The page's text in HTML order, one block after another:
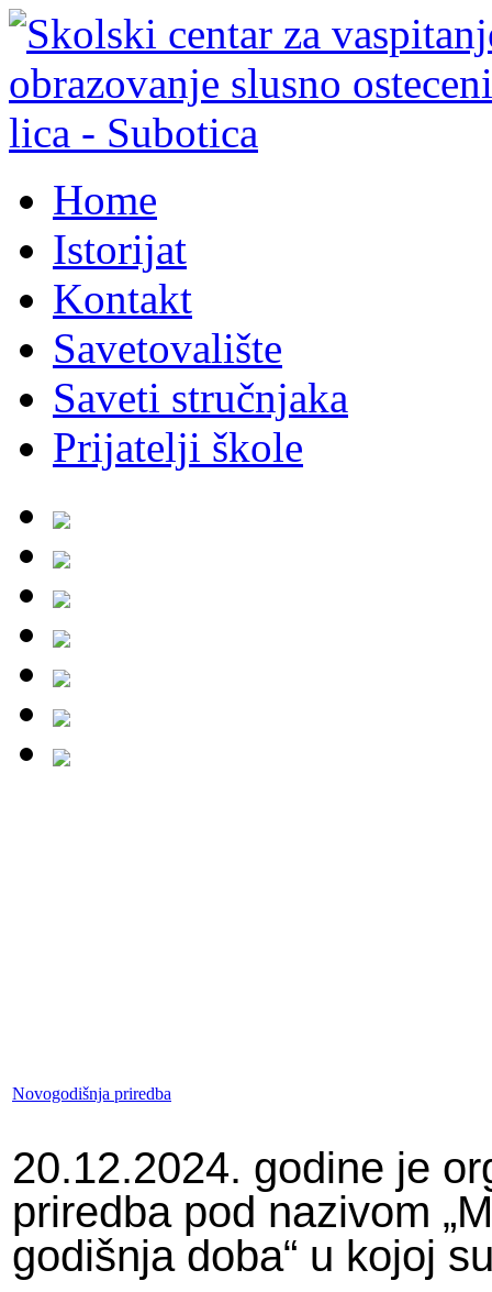
Home
Istorijat
Kontakt
Savetovalište
Saveti stručnjaka
Prijatelji škole
Novogodišnja priredba
20.12.2024. godine je
priredba pod nazivom
godišnja doba“ u kojoj